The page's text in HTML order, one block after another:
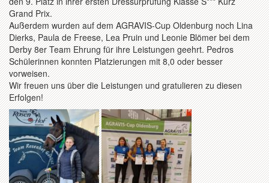
Grand Prix.
Außerdem wurden auf dem AGRAVIS-Cup Oldenburg noch Lina
Dierks, Paula de Freese, Lea Pruin und Leonie Blömer bei dem
Derby 8er Team Ehrung für ihre Leistungen geehrt. Pedros
Schülerinnen konnten Platzierungen mit 8,0 oder besser
vorweisen.
Wir freuen uns über die Leistungen und gratulieren zu diesen
Erfolgen!